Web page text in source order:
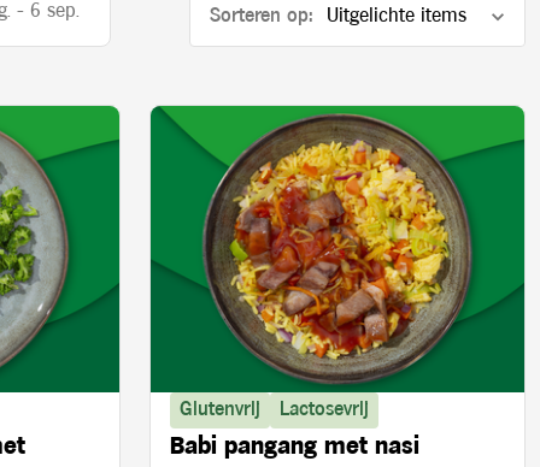
- 6 sep.
Sorteren op:
Glutenvrij Lactosevrij
Babi pangang met nasi